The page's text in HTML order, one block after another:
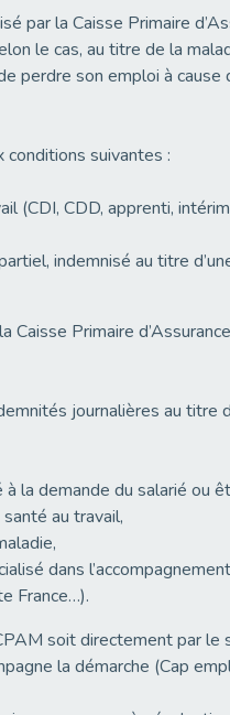
par la Caisse Primaire
le cas, au titre de la
perdre son emploi à
suivantes :
(CDI, CDD, apprenti,
indemnisé au titre
Caisse Primaire
journalières au titre
la demande du salarié ou
au travail,
dans
France…).
soit directement par le
la démarche (Cap